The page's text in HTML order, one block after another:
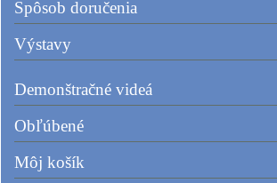
Spôsob doručenia
Výstavy
Demonštračné videá
Obľúbené
Môj košík